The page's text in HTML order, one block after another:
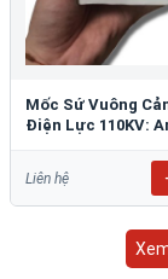
Mốc Sứ Vuông
Điện Lực 110KV:
Liên hệ